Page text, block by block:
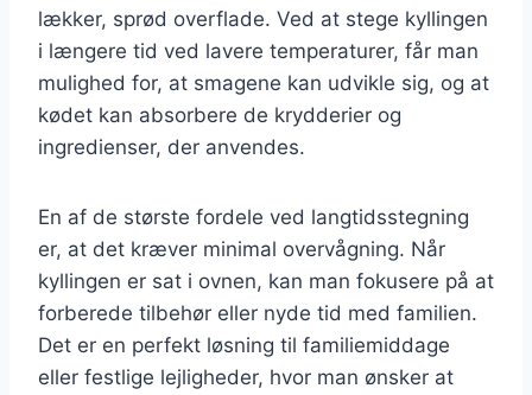
lækker, sprød overflade. Ved at stege kyllingen
i længere tid ved lavere temperaturer, får man
mulighed for, at smagene kan udvikle sig, og at
kødet kan absorbere de krydderier og
ingredienser, der anvendes.
En af de største fordele ved langtidsstegning
er, at det kræver minimal overvågning. Når
kyllingen er sat i ovnen, kan man fokusere på at
forberede tilbehør eller nyde tid med familien.
Det er en perfekt løsning til familiemiddage
eller festlige lejligheder, hvor man ønsker at